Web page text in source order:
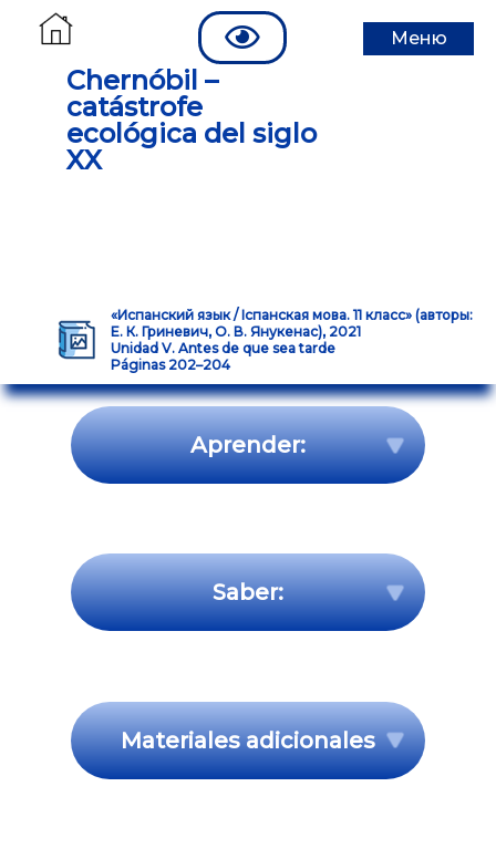
Chernóbil –
catástrofe
ecológica del siglo
XX
Меню
«Испанский язык / Іспанская мова. 11 класс» (авторы:
Е. К. Гриневич, О. В. Янукенас), 2021
Unidad V. Antes de que sea tarde
Páginas 202–204
Aprender:
Saber:
Materiales adicionales